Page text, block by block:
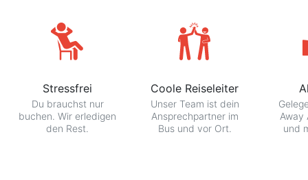
Stressfrei
Du brauchst nur
buchen. Wir erledigen
den Rest.
Coole Reiseleiter
Unser Team ist dein
Ansprechpartner im
Bus und vor Ort.
Away
und